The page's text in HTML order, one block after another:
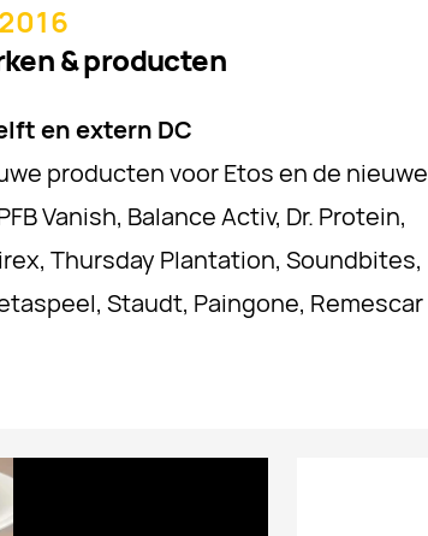
2016
& producten
en extern DC
producten voor Etos en de nieuwe
Vanish, Balance Activ, Dr. Protein,
Thursday Plantation, Soundbites,
Staudt, Paingone, Remescar